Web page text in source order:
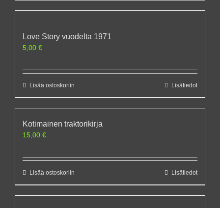
Love Story vuodelta 1971
5,00 €
Lisää ostoskoriin Lisätiedot
Kotimainen traktorikirja
15,00 €
Lisää ostoskoriin Lisätiedot